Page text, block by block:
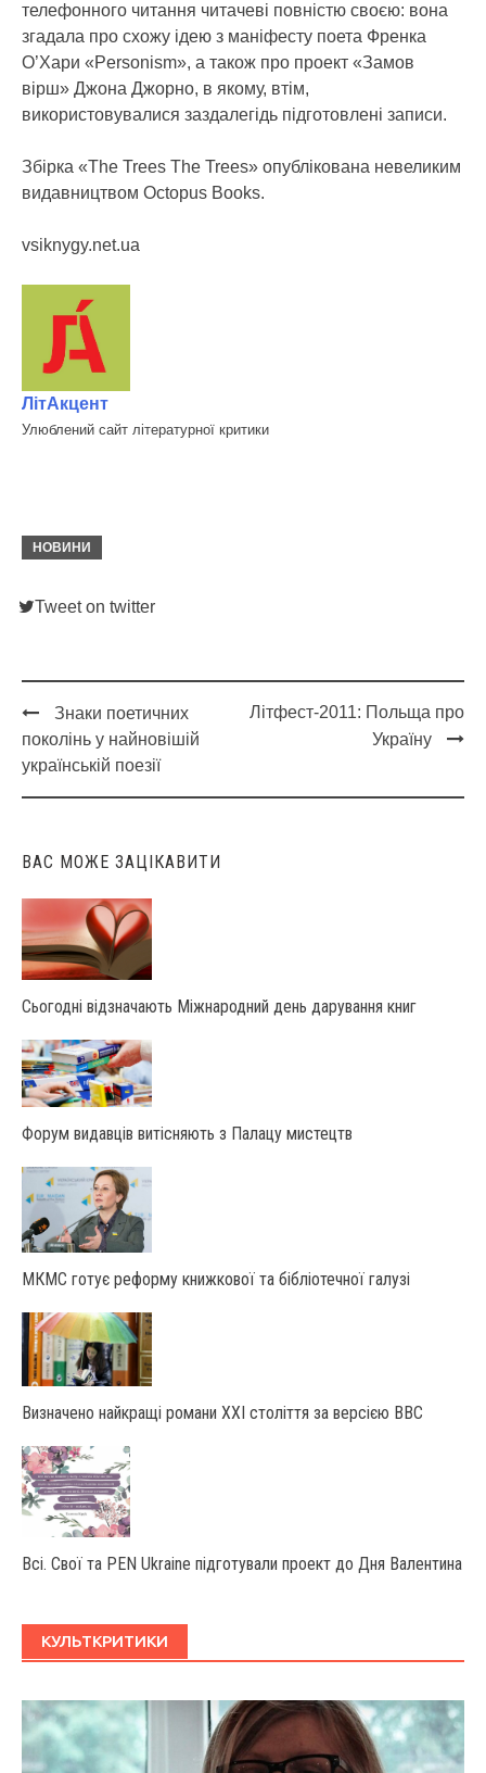
телефонного читання читачеві повністю своєю: вона
згадала про схожу ідею з маніфесту поета Френка
О’Хари «Personism», а також про проект «Замов
вірш» Джона Джорно, в якому, втім,
використовувалися заздалегідь підготовлені записи.
Збірка «The Trees The Trees» опублікована невеликим
видавництвом Octopus Books.
vsiknygy.net.ua
ЛітАкцент
Улюблений сайт літературної критики
НОВИНИ
Tweet on twitter
Post
navigation
Знаки поетичних
поколінь у найновішій
українській поезії
Літфест-2011: Польща про
Україну
ВАС МОЖЕ ЗАЦІКАВИТИ
Сьогодні відзначають Міжнародний день дарування книг
Форум видавців витісняють з Палацу мистецтв
МКМС готує реформу книжкової та бібліотечної галузі
Визначено найкращі романи XXI століття за версією BBC
Всі. Свої та PEN Ukraine підготували проект до Дня Валентина
КУЛЬТКРИТИКИ